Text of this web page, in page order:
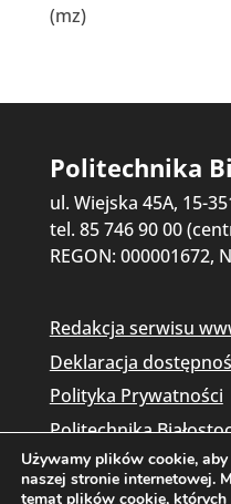
(mz)
Politechnika
ul. Wiejska 45A, 15-
tel. 85 746 90 00
REGON: 000001672,
Redakcja serwisu
Deklaracja
Polityka Prywatności
Politechnika
Używamy plików cookie,
naszej stronie internetowej.
temat plików cookie, których